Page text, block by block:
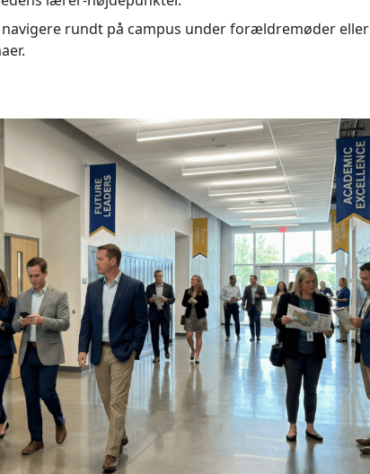
rundt på campus under forældremøder eller